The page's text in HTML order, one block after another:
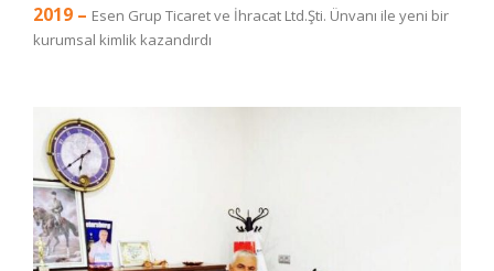
2019 – Esen Grup Ticaret ve İhracat Ltd.Şti. Ünvanı ile yeni bir
kurumsal kimlik kazandırdı